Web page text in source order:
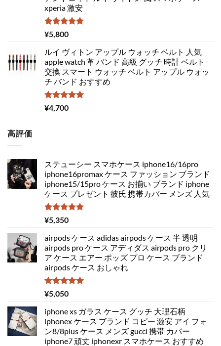
xperia 激安
5段階中
5.00
¥5,800
ルイ ヴィトン アップル ウォッチ ベルト 人気
apple watch 革 バンド 高級 グッチ 時計 ベルト
交換 スマート ウォッチ ベルト アップル ウォッ
チ バンド おすすめ
5段階中
5.00
¥4,700
高評価
ステューシー スマホケース iphone16/16pro
iphone16promax ケース ファッション ブランド
iphone15/15pro ケース お揃い ブランド iphone
ケース プレゼント 彼氏 携帯カバー メンズ 人気
5段階中
5.00
¥5,350
airpods ケース adidas airpods ケース 半 透明
airpods pro ケース アディダス airpods pro クリ
ア ケース エアー ポッズ プロ ケース ブランド
airpods ケース おしゃれ
5段階中
5.00
¥5,050
iphone xs ガラス ケース グッチ 大理石柄
iphonex ケース ブランド コピー 激安 アイ フォ
ン8/8plus ケース メンズ gucci 携帯 カバー
iphone7 頑丈 iphonexr スマホケース おすすめ